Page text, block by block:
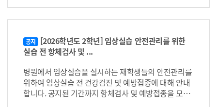
들도 첨부 파일 작성하여 면접확인증과 함께 제출하세
요. 제출안하면 무단결석 처리됩니다.) ※ 면접때문
를 제출하지 않으면 무단 결석 처리됩니다. ※ 조교에
게 연락하고나서 나중에 '실습 결석하기로 했는데 조퇴
리 공문을 보내는데 다시 바꾸기 어렵습니다. II. 코로
나 증상으로 인한 PCR검사 및 신속항원검사 진행으로
인한 조퇴 및 결석 시 제출 서류 - 조퇴/결석보고서 - PC
제출 ★★★추가 유의사항★★★ ※ 2026.05.25(월)
~ 2026.06.05(금)까지 실습 중인 3, 4학년 DEF반 같은
니다. 단, 2026학년도 2학기 방학 중 실습 진행 예정인
모든 학생은 2026.06.08.(월) 오후 3시까지 제출하여야
과지를 제출하시면 됩니다. 판독결과지에는 아래와 같
은 활동성 결핵에 대한 정상 소견이 포함되어야 합니다.
“결핵과 관련된 특이소견 없음” “폐결핵 정상” 등 ※
공지
[2026학년도 2학년] 임상실습 안전관리를 위한
실습 전 항체검사 및 ...
병원에서 임상실습을 실시하는 재학생들의 안전관리를
위하여 임상실습 전 건강검진 및 예방접종에 대해 안내
합니다. 공지된 기간까지 항체검사 및 예방접종을 모두